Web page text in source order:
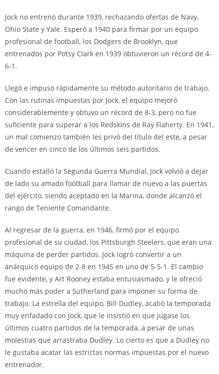
Jock no entrenó durante 1939, rechazando ofertas de Navy,
Ohio State y Yale. Esperó a 1940 para firmar por un equipo
profesional de football, los Dodgers de Brooklyn, que
entrenados por Potsy Clark en 1939 obtuvieron un récord de 4-
6-1.
Llegó e impuso rápidamente su método autoritario de trabajo.
Con las rutinas impuestas por Jock, el equipo mejoró
considerablemente y obtuvo un récord de 8-3, pero no fue
suficiente para superar a los Redskins de Ray Flaherty. En 1941,
un mal comienzo también les privó del título del este, a pesar
de vencer en cinco de los últimos seis partidos.
Cuando estalló la Segunda Guerra Mundial, Jock volvió a dejar
de lado su amado football para llamar de nuevo a las puertas
del ejército, siendo aceptado en la Marina, donde alcanzó el
rango de Teniente Comandante.
Al regresar de la guerra, en 1946, firmó por el equipo
profesional de su ciudad, los Pittsburgh Steelers, que eran una
máquina de perder partidos. Jock logró convertir a un
anárquico equipo de 2-8 en 1945 en uno de 5-5-1. El cambio
fue evidente, y Art Rooney estaba entusiasmado, y le ofreció
mucho más poder a Sutherland para imponer su forma de
trabajo. La estrella del equipo, Bill Dudley, acabó la temporada
muy enfadado con Jock, que le insistió en que jugase los
últimos cuatro partidos de la temporada, a pesar de unas
molestias que arrastraba Dudley. Lo cierto es que a Dudley no
le gustaba acatar las estrictas normas impuestas por el nuevo
entrenador.